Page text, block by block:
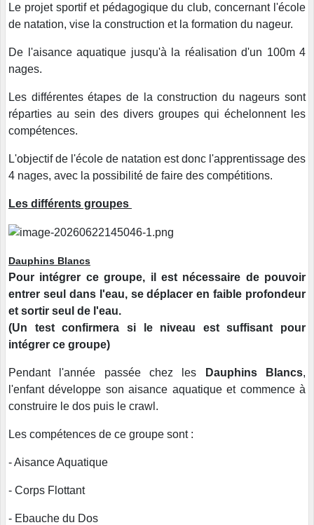
Le projet sportif et pédagogique du club, concernant l'école
de natation, vise la construction et la formation du nageur.
De l'aisance aquatique jusqu'à la réalisation d'un 100m 4
nages.
Les différentes étapes de la construction du nageurs sont
réparties au sein des divers groupes qui échelonnent les
compétences.
L'objectif de l'école de natation est donc l'apprentissage des
4 nages, avec la possibilité de faire des compétitions.
Les différents groupes
Dauphins Blancs
Pour intégrer ce groupe, il est nécessaire de pouvoir
entrer seul dans l'eau, se déplacer en faible profondeur
et sortir seul de l'eau.
(Un test confirmera si le niveau est suffisant pour
intégrer ce groupe)
Pendant l'année passée chez les Dauphins Blancs,
l'enfant développe son aisance aquatique et commence à
construire le dos puis le crawl.
Les compétences de ce groupe sont :
- Aisance Aquatique
- Corps Flottant
- Ebauche du Dos